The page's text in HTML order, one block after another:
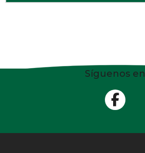
Síguenos en